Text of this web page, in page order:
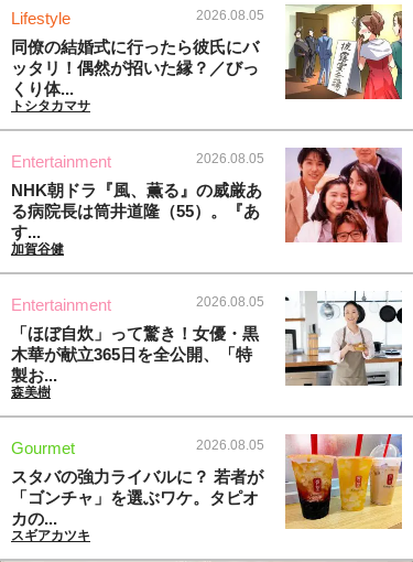
Lifestyle 2026.08.05
同僚の結婚式に行ったら彼氏にバ
ッタリ！偶然が招いた縁？／びっ
くり体...
トシタカマサ
Entertainment 2026.08.05
NHK朝ドラ『風、薫る』の威厳あ
る病院長は筒井道隆（55）。『あ
す...
加賀谷健
Entertainment 2026.08.05
「ほぼ自炊」って驚き！女優・黒
木華が献立365日を全公開、「特
製お...
森美樹
Gourmet 2026.08.05
スタバの強力ライバルに？ 若者が
「ゴンチャ」を選ぶワケ。タピオ
カの...
スギアカツキ